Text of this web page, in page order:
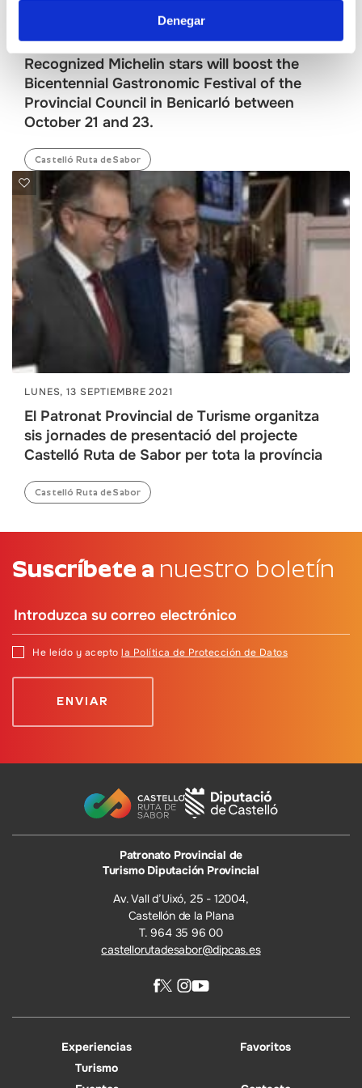
Denegar
VIERNES, 30 SEPTIEMBRE 2022
Recognized Michelin stars will boost the
Bicentennial Gastronomic Festival of the
Provincial Council in Benicarló between
October 21 and 23.
Castelló Ruta de Sabor
LUNES, 13 SEPTIEMBRE 2021
El Patronat Provincial de Turisme organitza
sis jornades de presentació del projecte
Castelló Ruta de Sabor per tota la província
Castelló Ruta de Sabor
Suscríbete a nuestro boletín
He leído y acepto la Política de Protección de Datos
Patronato Provincial de
Turismo Diputación Provincial
Av. Vall d’Uixó, 25 - 12004,
Castellón de la Plana
T. 964 35 96 00
castellorutadesabor@dipcas.es
Experiencias
Turismo
Favoritos